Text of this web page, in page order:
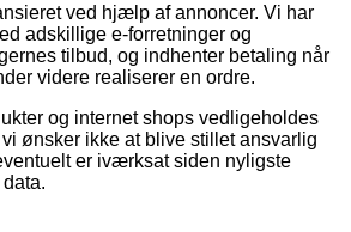
ved hjælp af annoncer. Vi har
adskillige e-forretninger og
tilbud, og indhenter betaling når
videre realiserer en ordre.
og internet shops vedligeholdes
ønsker ikke at blive stillet ansvarlig
er iværksat siden nyligste